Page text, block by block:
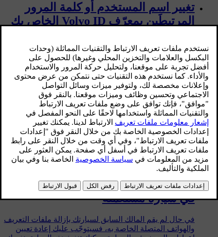
تغيير اسم المستخدم أو كلمة المرور
المرتبطَين بمعرّف Volvo ID الخاص بك
الخاص بك من خلال تطبيق Volvo Cars أو من الموقع
الإلكتروني لشركة Volvo. لكي تقوم بتنفيذ هذه التغييرات،
عليك أن تعرف تفاصيل تسجيل الدخول الحالية الخاصة بك.
وفي حال كنت تواجه مشكلة في تسجيل الدخول، راجع
القسم المشاكل المتعلقة بمعرّف Volvo ID.
المشاكل المتعلقة بمعرّف Volvo ID
لقد تمّ هنا توضيح المشاكل الشائعة المتعلقة بمعرّف Volvo ID
والحلول الخاصة بها.
تنفيذ عملية إعادة تعيين إعدادات المصنع
في سيارة مستعملة
في حال لم يقم المالك السابق لسيارتك بإزالة ملفات التعريف
والهواتف المتصلة الخاصة به، فسيتوجّب عليك إعادة تعيين